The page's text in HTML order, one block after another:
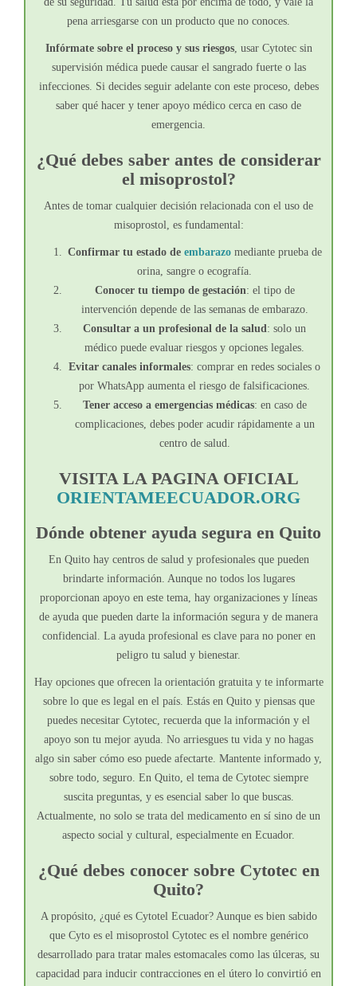
pena arriesgarse con un producto que no conoces.
Infórmate sobre el proceso y sus riesgos, usar Cytotec sin
supervisión médica puede causar el sangrado fuerte o las
infecciones. Si decides seguir adelante con este proceso, debes
saber qué hacer y tener apoyo médico cerca en caso de
emergencia.
¿Qué debes saber antes de considerar
el misoprostol?
Antes de tomar cualquier decisión relacionada con el uso de
misoprostol, es fundamental:
Confirmar tu estado de embarazomediante prueba de
orina, sangre o ecografía.
Conocer tu tiempo de gestación: el tipo de
intervención depende de las semanas de embarazo.
Consultar a un profesional de la salud: solo un
médico puede evaluar riesgos y opciones legales.
Evitar canales informales: comprar en redes sociales o
por WhatsApp aumenta el riesgo de falsificaciones.
Tener acceso a emergencias médicas: en caso de
complicaciones, debes poder acudir rápidamente a un
centro de salud.
VISITA LA PAGINA OFICIAL
ORIENTAMEECUADOR.ORG
Dónde obtener ayuda segura en Quito
En Quito hay centros de salud y profesionales que pueden
brindarte información. Aunque no todos los lugares
proporcionan apoyo en este tema, hay organizaciones y líneas
de ayuda que pueden darte la información segura y de manera
confidencial. La ayuda profesional es clave para no poner en
peligro tu salud y bienestar.
Hay opciones que ofrecen la orientación gratuita y te informarte
sobre lo que es legal en el país. Estás en Quito y piensas que
puedes necesitar Cytotec, recuerda que la información y el
apoyo son tu mejor ayuda. No arriesgues tu vida y no hagas
algo sin saber cómo eso puede afectarte. Mantente informado y,
sobre todo, seguro. En Quito, el tema de Cytotec siempre
suscita preguntas, y es esencial saber lo que buscas.
Actualmente, no solo se trata del medicamento en sí sino de un
aspecto social y cultural, especialmente en Ecuador.
¿Qué debes conocer sobre Cytotec en
Quito?
A propósito, ¿qué es Cytotel Ecuador? Aunque es bien sabido
que Cyto es el misoprostol Cytotec es el nombre genérico
desarrollado para tratar males estomacales como las úlceras, su
capacidad para inducir contracciones en el útero lo convirtió en